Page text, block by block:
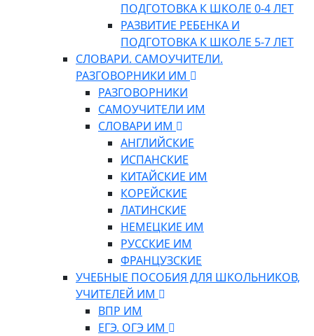
ПОДГОТОВКА К ШКОЛЕ 0-4 ЛЕТ
РАЗВИТИЕ РЕБЕНКА И
ПОДГОТОВКА К ШКОЛЕ 5-7 ЛЕТ
СЛОВАРИ. САМОУЧИТЕЛИ.
РАЗГОВОРНИКИ ИМ
РАЗГОВОРНИКИ
САМОУЧИТЕЛИ ИМ
СЛОВАРИ ИМ
АНГЛИЙСКИЕ
ИСПАНСКИЕ
КИТАЙСКИЕ ИМ
КОРЕЙСКИЕ
ЛАТИНСКИЕ
НЕМЕЦКИЕ ИМ
РУССКИЕ ИМ
ФРАНЦУЗСКИЕ
УЧЕБНЫЕ ПОСОБИЯ ДЛЯ ШКОЛЬНИКОВ,
УЧИТЕЛЕЙ ИМ
ВПР ИМ
ЕГЭ. ОГЭ ИМ